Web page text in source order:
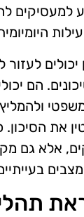
למעסיקים
יכולים
הם
את
אלא גם